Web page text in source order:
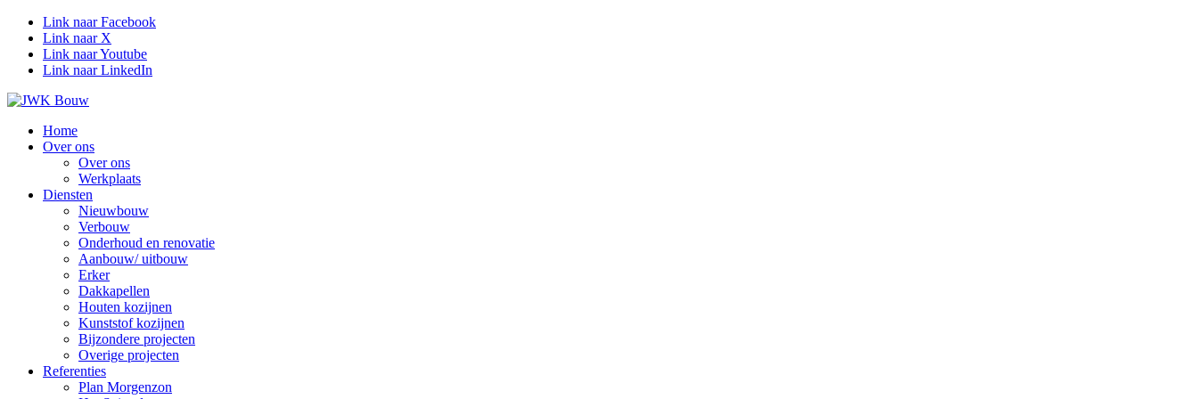
Link naar Facebook
Link naar X
Link naar Youtube
Link naar LinkedIn
Home
Over ons
Over ons
Werkplaats
Diensten
Nieuwbouw
Verbouw
Onderhoud en renovatie
Aanbouw/ uitbouw
Erker
Dakkapellen
Houten kozijnen
Kunststof kozijnen
Bijzondere projecten
Overige projecten
Referenties
Plan Morgenzon